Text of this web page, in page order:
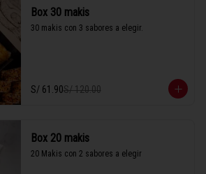
Box 30 makis
30 makis con 3 sabores a elegir.
S/ 61.90S/ 120.00
Box 20 makis
20 Makis con 2 sabores a elegir